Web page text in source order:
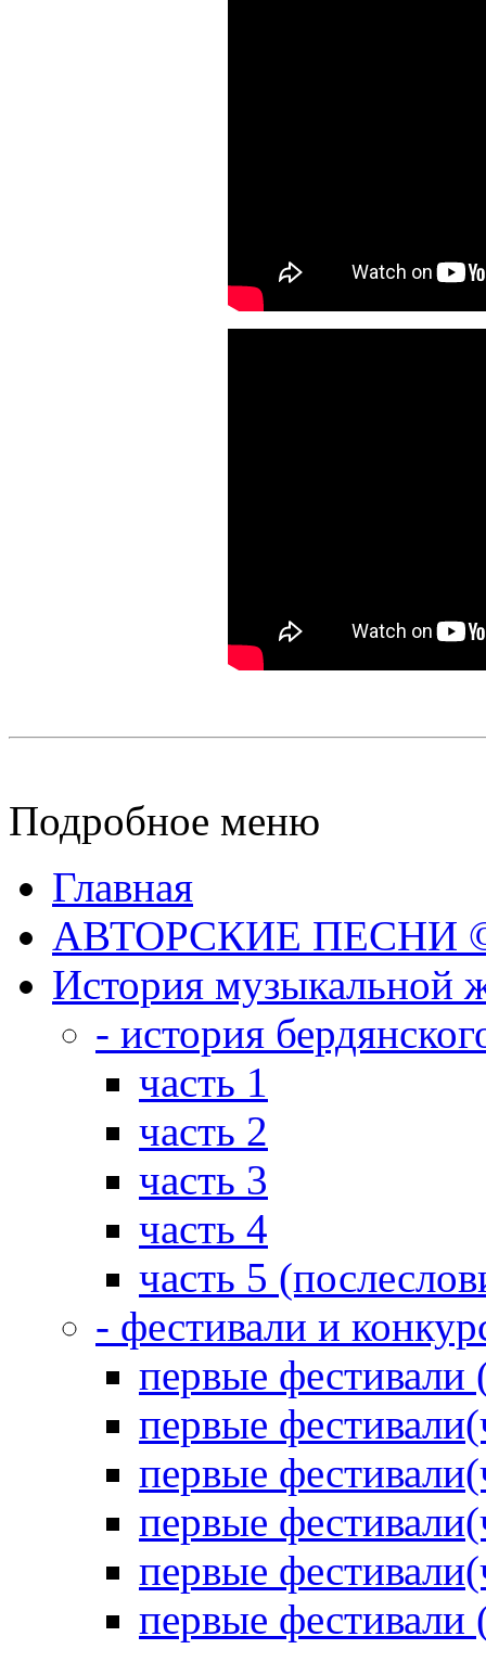
Подробное меню
Главная
АВТОРСКИЕ ПЕСНИ ©
История музыкальной
- история
часть 1
часть 2
часть 3
часть 4
часть 5
- фестивали и
первые фестивали
первые
первые
первые
первые
первые фестивали